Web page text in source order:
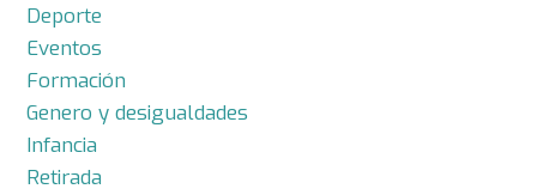
Deporte
Eventos
Formación
Genero y desigualdades
Infancia
Retirada